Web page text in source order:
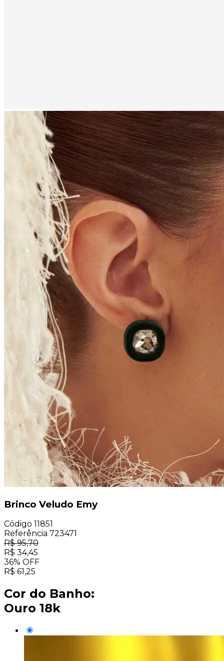
Brinco Veludo Emy
Código 11851
Referência 723471
R$95,70
R$ 34,45
36% OFF
R$ 61,25
Cor do Banho:
Ouro 18k